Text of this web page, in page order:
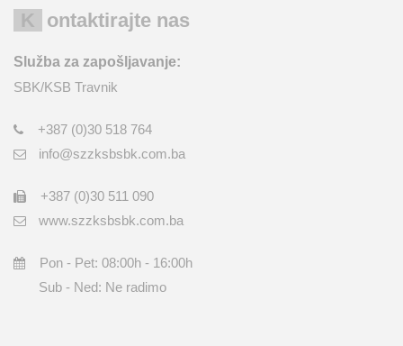
Kontaktirajte nas
Služba za zapošljavanje:
SBK/KSB Travnik
+387 (0)30 518 764
info@szzksbsbk.com.ba
+387 (0)30 511 090
www.szzksbsbk.com.ba
Pon - Pet: 08:00h - 16:00h
Sub - Ned: Ne radimo